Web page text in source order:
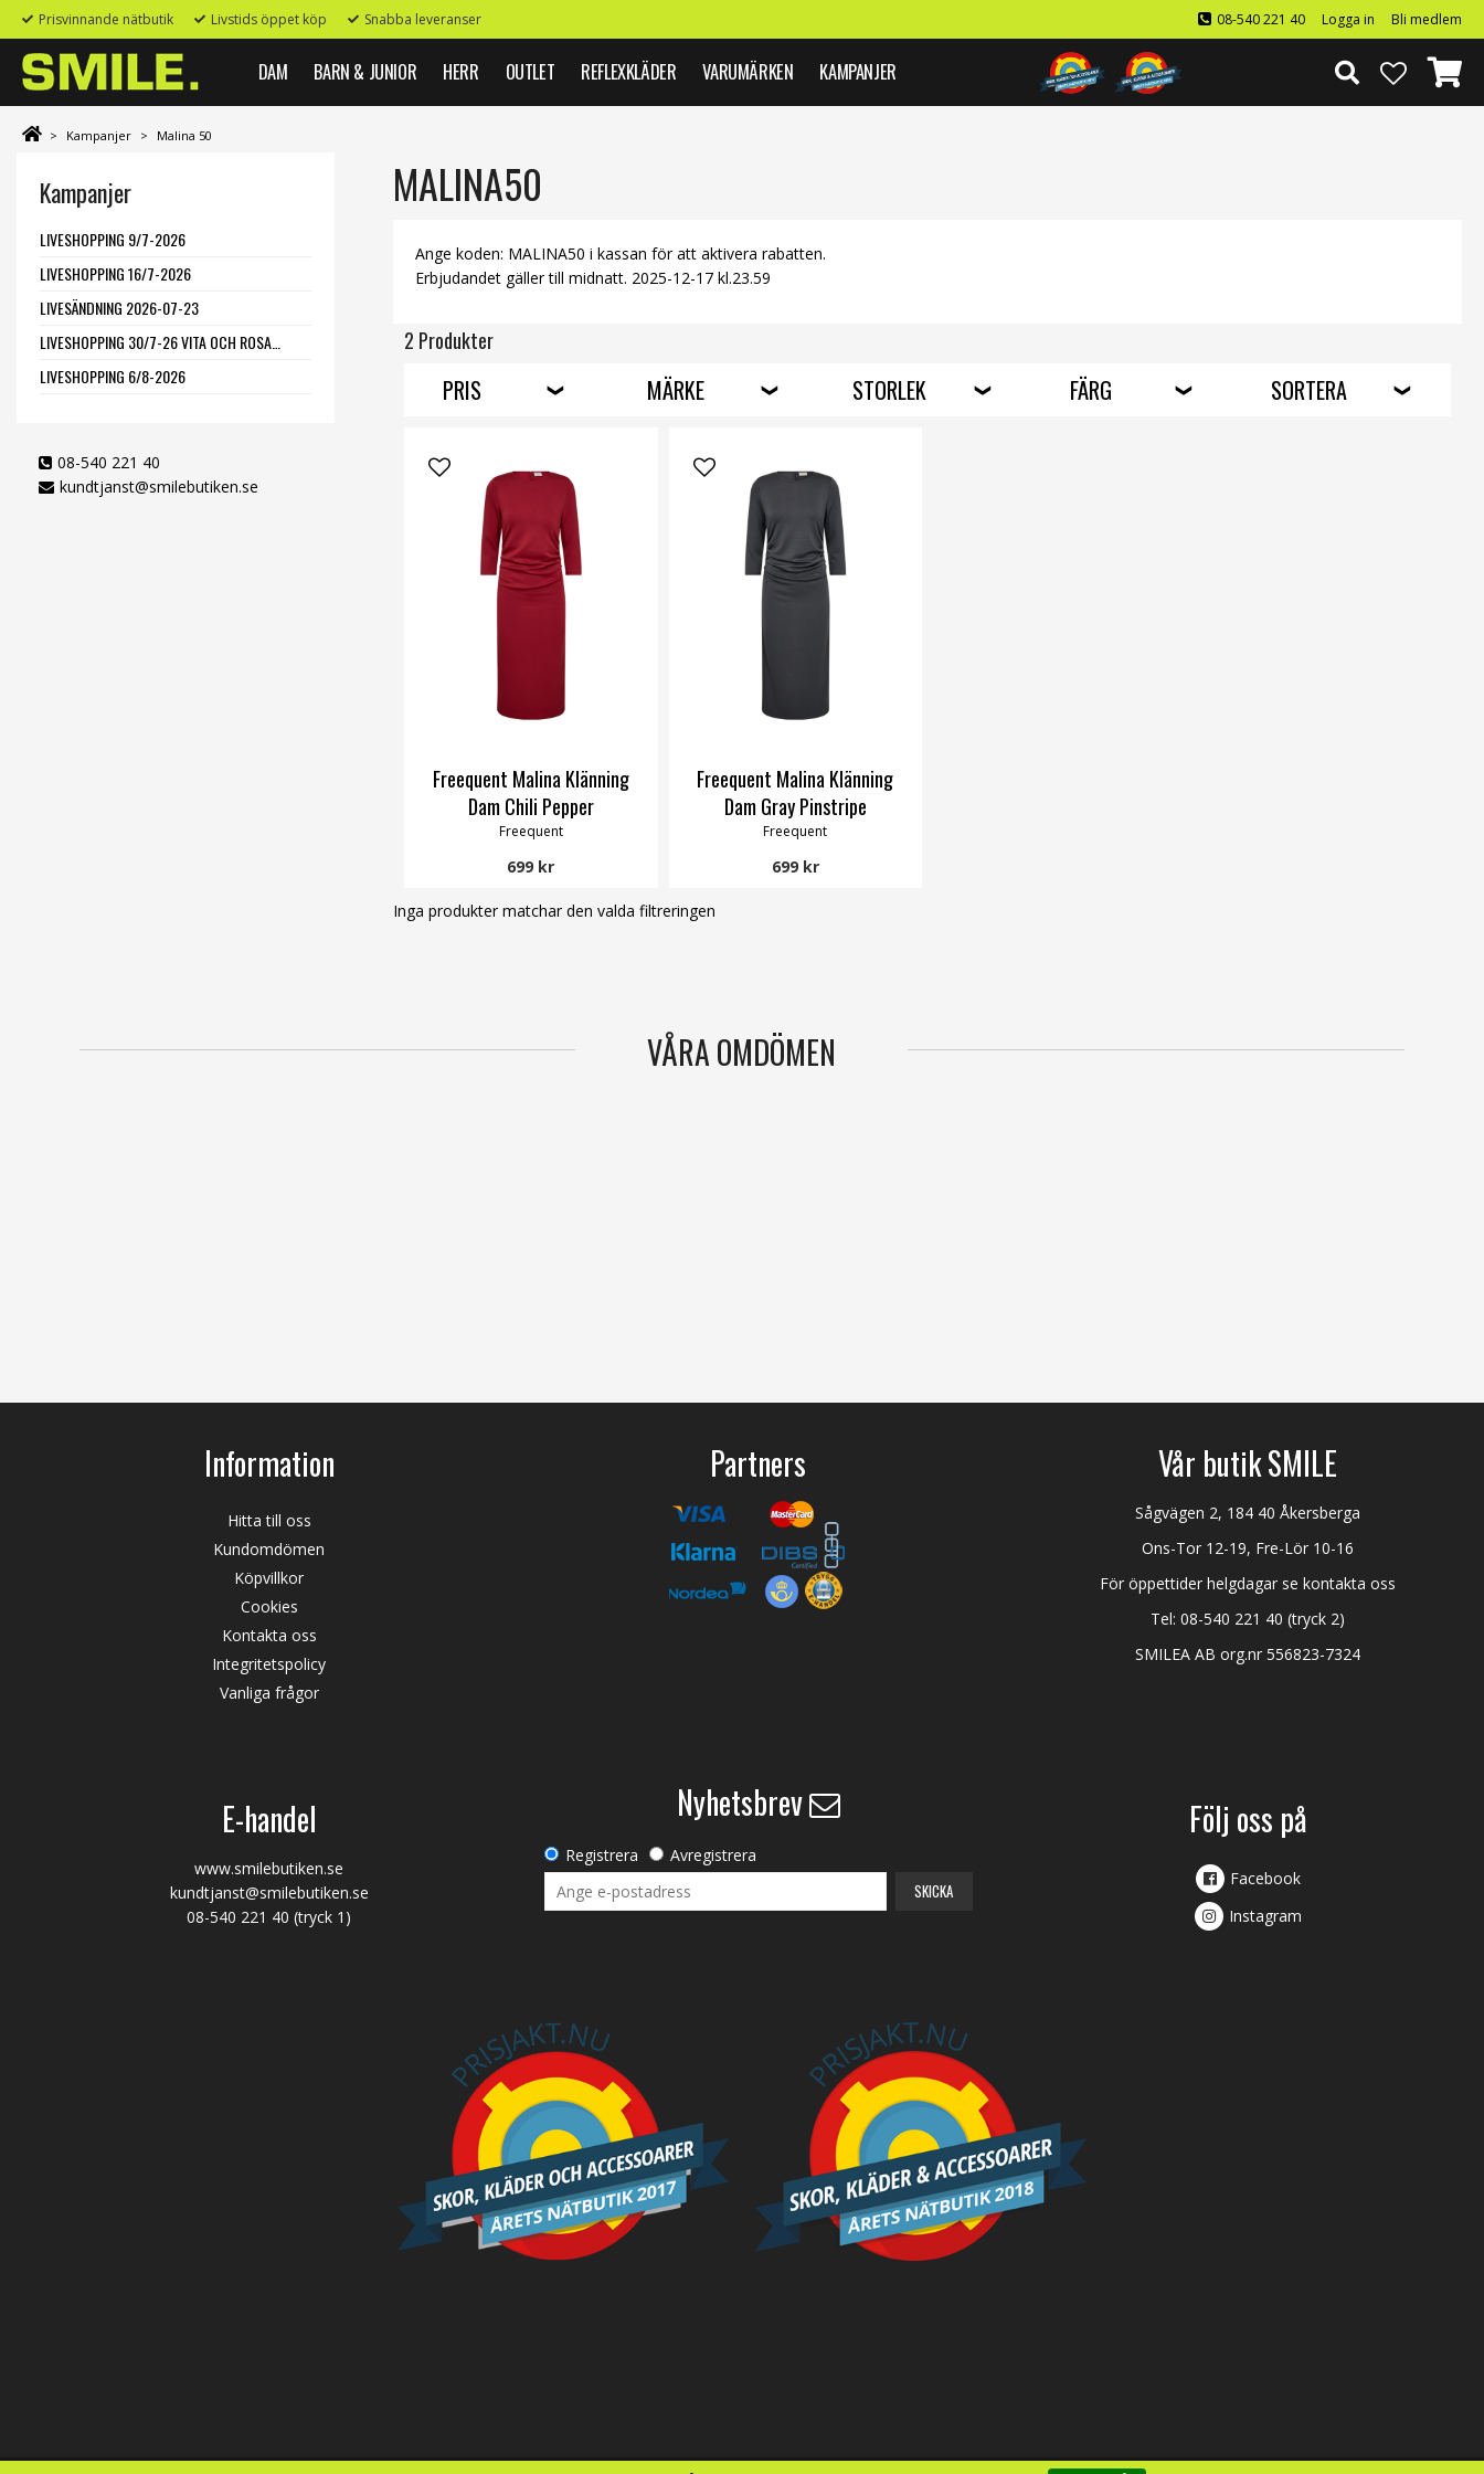
Prisvinnande nätbutik Livstids öppet köp Snabba leveranser 08-540 221 40 Logga in Bli medlem
DAM BARN & JUNIOR HERR OUTLET REFLEXKLÄDER VARUMÄRKEN KAMPANJER
> Kampanjer > Malina 50
Kampanjer
LIVESHOPPING 9/7-2026
LIVESHOPPING 16/7-2026
LIVESÄNDNING 2026-07-23
LIVESHOPPING 6/8-2026
08-540 221 40
kundtjanst@smilebutiken.se
MALINA50
Ange koden: MALINA50 i kassan för att aktivera rabatten.
Erbjudandet gäller till midnatt. 2025-12-17 kl.23.59
2 Produkter
PRIS MÄRKE STORLEK FÄRG SORTERA
Freequent Malina Klänning
Dam Chili Pepper
Freequent
699 kr
Freequent Malina Klänning
Dam Gray Pinstripe
Freequent
699 kr
Inga produkter matchar den valda filtreringen
VÅRA OMDÖMEN
Information
Hitta till oss
Kundomdömen
Köpvillkor
Cookies
Kontakta oss
Integritetspolicy
Vanliga frågor
Partners Vår butik SMILE
Sågvägen 2, 184 40 Åkersberga
Ons-Tor 12-19, Fre-Lör 10-16
För öppettider helgdagar se kontakta oss
Tel:08-540 221 40 (tryck 2)
SMILEA AB org.nr 556823-7324
E-handel
www.smilebutiken.se
kundtjanst@smilebutiken.se
08-540 221 40 (tryck 1)
Nyhetsbrev
Registrera Avregistrera
SKICKA
Följ oss på
Facebook
Instagram